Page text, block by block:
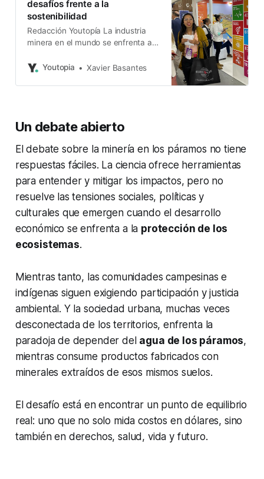
desafíos frente a la
sostenibilidad
Redacción Youtopía La industria
minera en el mundo se enfrenta a
Primero, reducir su huella ambiental
objetivos sostenibles para la
Youtopia Xavier Basantes
Un debate abierto
El debate sobre la minería en los páramos no tiene
respuestas fáciles. La ciencia ofrece herramientas
para entender y mitigar los impactos, pero no
resuelve las tensiones sociales, políticas y
culturales que emergen cuando el desarrollo
económico se enfrenta a la protección de los
ecosistemas.
Mientras tanto, las comunidades campesinas e
indígenas siguen exigiendo participación y justicia
ambiental. Y la sociedad urbana, muchas veces
desconectada de los territorios, enfrenta la
paradoja de depender del agua de los páramos,
mientras consume productos fabricados con
minerales extraídos de esos mismos suelos.
El desafío está en encontrar un punto de equilibrio
real: uno que no solo mida costos en dólares, sino
también en derechos, salud, vida y futuro.